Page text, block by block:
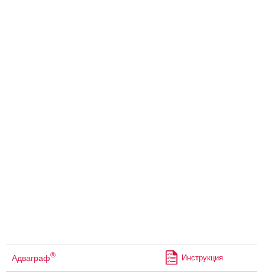
Адваграф® Инструкция